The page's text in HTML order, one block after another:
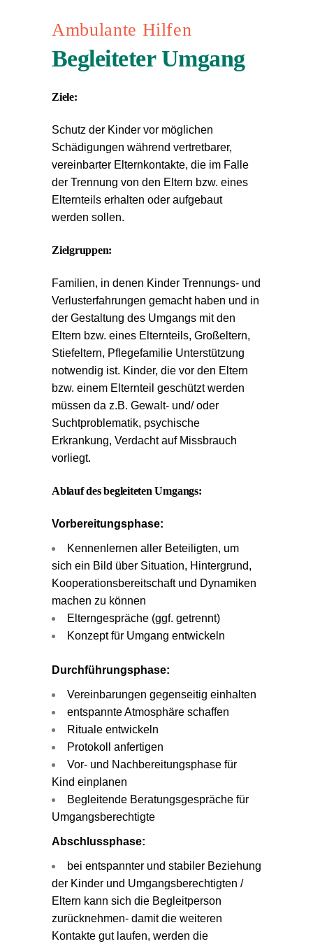
Ambulante Hilfen
Begleiteter Umgang
Ziele:
Schutz der Kinder vor möglichen
Schädigungen während vertretbarer,
vereinbarter Elternkontakte, die im Falle
der Trennung von den Eltern bzw. eines
Elternteils erhalten oder aufgebaut
werden sollen.
Zielgruppen:
Familien, in denen Kinder Trennungs- und
Verlusterfahrungen gemacht haben und in
der Gestaltung des Umgangs mit den
Eltern bzw. eines Elternteils, Großeltern,
Stiefeltern, Pflegefamilie Unterstützung
notwendig ist. Kinder, die vor den Eltern
bzw. einem Elternteil geschützt werden
müssen da z.B. Gewalt- und/ oder
Suchtproblematik, psychische
Erkrankung, Verdacht auf Missbrauch
vorliegt.
Ablauf des begleiteten Umgangs:
Vorbereitungsphase:
Kennenlernen aller Beteiligten, um
sich ein Bild über Situation, Hintergrund,
Kooperationsbereitschaft und Dynamiken
machen zu können
Elterngespräche (ggf. getrennt)
Konzept für Umgang entwickeln
Durchführungsphase:
Vereinbarungen gegenseitig einhalten
entspannte Atmosphäre schaffen
Rituale entwickeln
Protokoll anfertigen
Vor- und Nachbereitungsphase für
Kind einplanen
Begleitende Beratungsgespräche für
Umgangsberechtigte
Abschlussphase:
bei entspannter und stabiler Beziehung
der Kinder und Umgangsberechtigten /
Eltern kann sich die Begleitperson
zurücknehmen- damit die weiteren
Kontakte gut laufen, werden die